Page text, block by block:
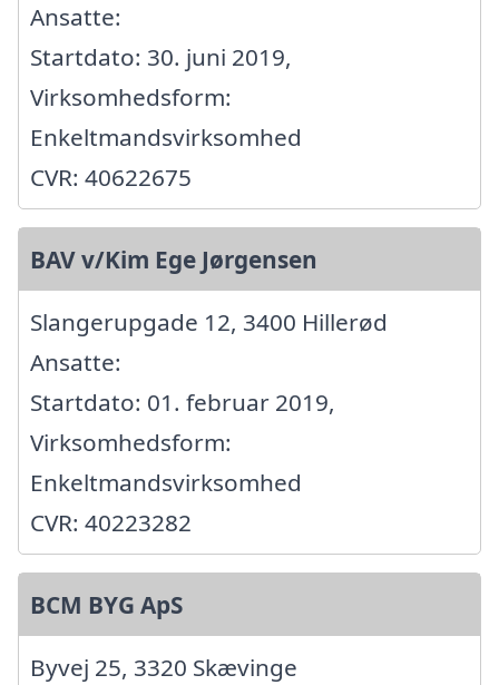
Ansatte:
Startdato: 30. juni 2019,
Virksomhedsform:
Enkeltmandsvirksomhed
CVR: 40622675
BAV v/Kim Ege Jørgensen
Slangerupgade 12, 3400 Hillerød
Ansatte:
Startdato: 01. februar 2019,
Virksomhedsform:
Enkeltmandsvirksomhed
CVR: 40223282
BCM BYG ApS
Byvej 25, 3320 Skævinge